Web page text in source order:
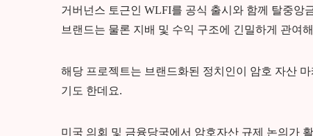
거버넌스 토근인 WLFI를 공식 출시와 함께 탈중앙
브랜드는 물론 지배 및 수익 구조에 긴밀하게 관여
해당 프로젝트는 브랜드화된 정치인이 암호 자산
기도 한데요.
미국 의회 및 금융당국에서 암호자산 규제 논의가